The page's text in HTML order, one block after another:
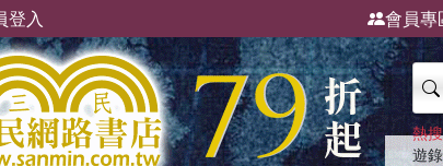
登入 會員專
熱
遊錄